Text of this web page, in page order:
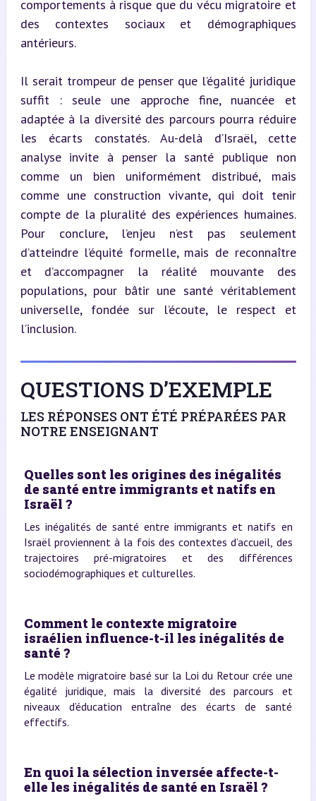
comportements à risque que du vécu migratoire et
des contextes sociaux et démographiques
antérieurs.
Il serait trompeur de penser que l’égalité juridique
suffit : seule une approche fine, nuancée et
adaptée à la diversité des parcours pourra réduire
les écarts constatés. Au-delà d’Israël, cette
analyse invite à penser la santé publique non
comme un bien uniformément distribué, mais
comme une construction vivante, qui doit tenir
compte de la pluralité des expériences humaines.
Pour conclure, l’enjeu n’est pas seulement
d’atteindre l’équité formelle, mais de reconnaître
et d’accompagner la réalité mouvante des
populations, pour bâtir une santé véritablement
universelle, fondée sur l’écoute, le respect et
l’inclusion.
QUESTIONS D’EXEMPLE
LES RÉPONSES ONT ÉTÉ PRÉPARÉES PAR
NOTRE ENSEIGNANT
Quelles sont les origines des inégalités
de santé entre immigrants et natifs en
Israël ?
Les inégalités de santé entre immigrants et natifs en
Israël proviennent à la fois des contextes d’accueil, des
trajectoires pré-migratoires et des différences
sociodémographiques et culturelles.
Comment le contexte migratoire
israélien influence-t-il les inégalités de
santé ?
Le modèle migratoire basé sur la Loi du Retour crée une
égalité juridique, mais la diversité des parcours et
niveaux d’éducation entraîne des écarts de santé
effectifs.
En quoi la sélection inversée affecte-t-
elle les inégalités de santé en Israël ?